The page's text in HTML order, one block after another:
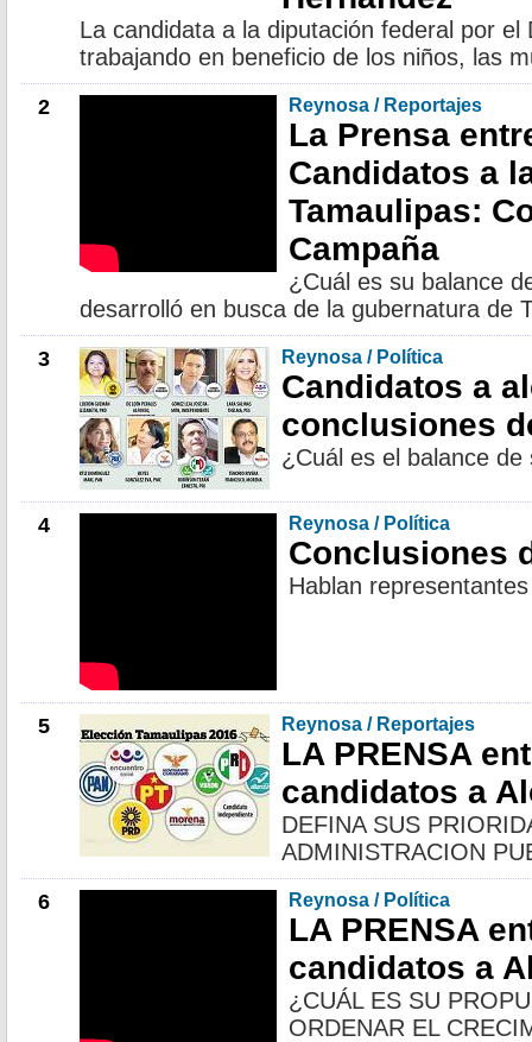
La candidata a la diputación federal por
trabajando en beneficio de los niños, las
2 Reynosa / Reportajes
La Prensa
Candidatos a
Tamaulipas:
Campaña
¿Cuál es su balance
desarrolló en busca de la gubernatura de
3 Reynosa / Política
Candidatos a
conclusiones
¿Cuál es el balance
4 Reynosa / Política
Conclusiones
Hablan
5 Reynosa / Reportajes
LA PRENSA
candidatos a
DEFINA SUS
ADMINISTRACION
6 Reynosa / Política
LA PRENSA
candidatos a
¿CUÁL ES SU
ORDENAR EL